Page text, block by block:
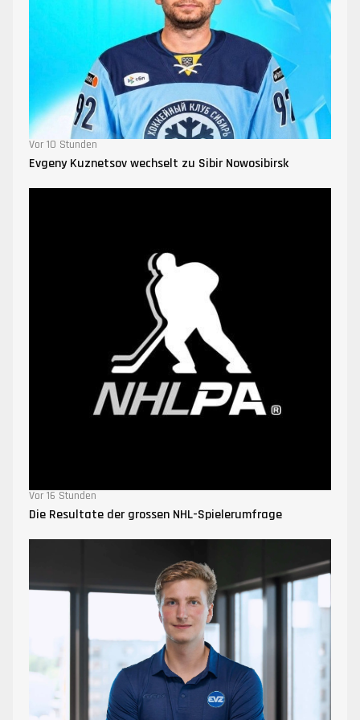
Vor 10 Stunden
Evgeny Kuznetsov wechselt zu Sibir Nowosibirsk
Vor 16 Stunden
Die Resultate der grossen NHL-Spielerumfrage